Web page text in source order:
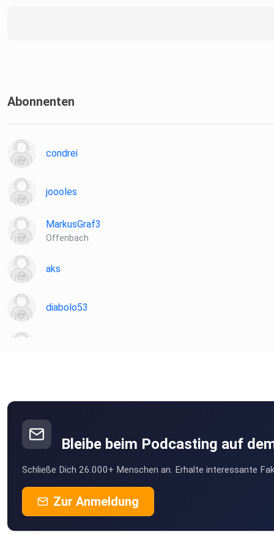
Abonnenten
condrei
joooles
MarkusGraf3
Offenbach
aks
diabolo53
22JoM06
klamakev
Bleibe beim Podcasting auf
Schließe Dich 26.000+ Menschen an. Erhalte interessante
Zur Anmeldung